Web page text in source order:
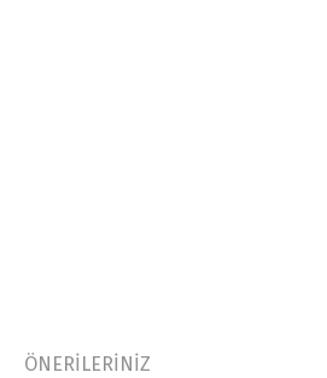
ÖNERİLERİNİZ